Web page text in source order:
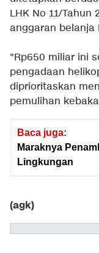
LHK No 11/
anggaran belanja
"Rp650 miliar ini
pengadaan
diprioritaskan
pemulihan
Baca juga:
Maraknya
Lingkungan
(agk)